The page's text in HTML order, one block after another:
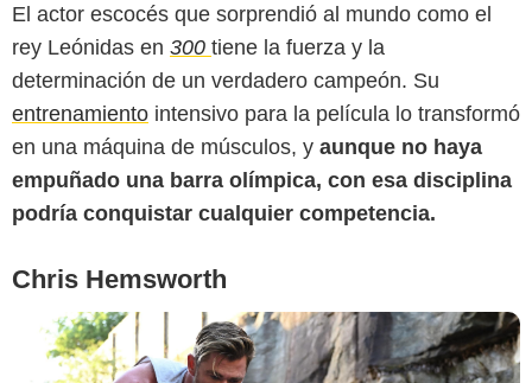
El actor escocés que sorprendió al mundo como el
rey Leónidas en 300 tiene la fuerza y la
determinación de un verdadero campeón. Su
entrenamiento intensivo para la película lo transformó
en una máquina de músculos, y aunque no haya
empuñado una barra olímpica, con esa disciplina
podría conquistar cualquier competencia.
Chris Hemsworth